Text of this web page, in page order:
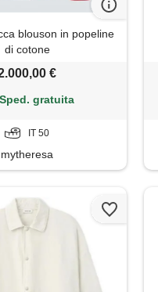
blouson in popeline
di cotone
€
Sped. gratuita
IT 50
mytheresa